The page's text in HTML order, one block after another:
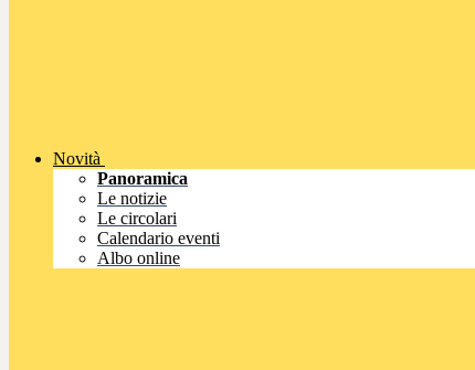
Novità
Panoramica
Le notizie
Le circolari
Calendario eventi
Albo online